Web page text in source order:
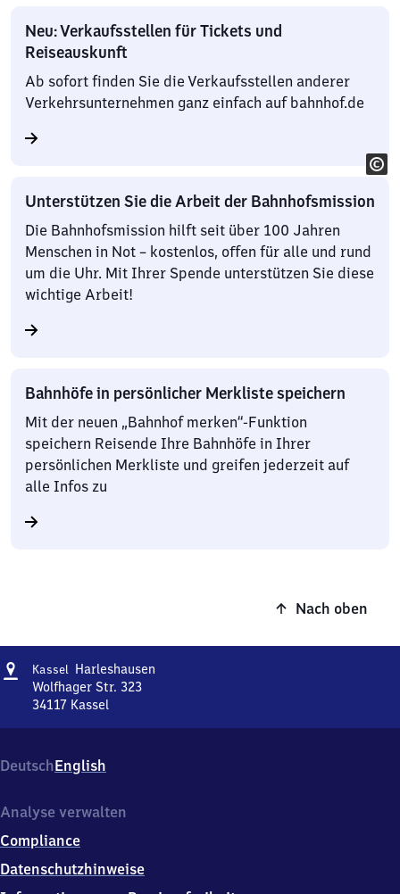
Neu: Verkaufsstellen für Tickets und
Reiseauskunft
Ab sofort finden Sie die Verkaufsstellen anderer
Verkehrsunternehmen ganz einfach auf bahnhof.de
Unterstützen Sie die Arbeit der Bahnhofsmission
Die Bahnhofsmission hilft seit über 100 Jahren
Menschen in Not – kostenlos, offen für alle und rund
um die Uhr. Mit Ihrer Spende unterstützen Sie diese
wichtige Arbeit!
Bahnhöfe in persönlicher Merkliste speichern
Mit der neuen „Bahnhof merken“-Funktion
speichern Reisende Ihre Bahnhöfe in Ihrer
persönlichen Merkliste und greifen jederzeit auf
alle Infos zu
Nach oben
Adresse
Kassel HarleshausenKassel-
Wolfhager Str. 323
34117 Kassel
Wolfhager
Str.
3
1
1
DeutschEnglish
Analyse verwalten
Compliance
Datenschutzhinweise